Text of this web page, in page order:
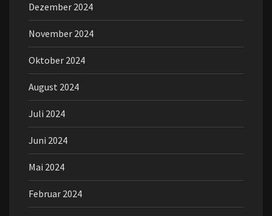
Dezember 2024
November 2024
Oktober 2024
August 2024
Juli 2024
Juni 2024
Mai 2024
Februar 2024